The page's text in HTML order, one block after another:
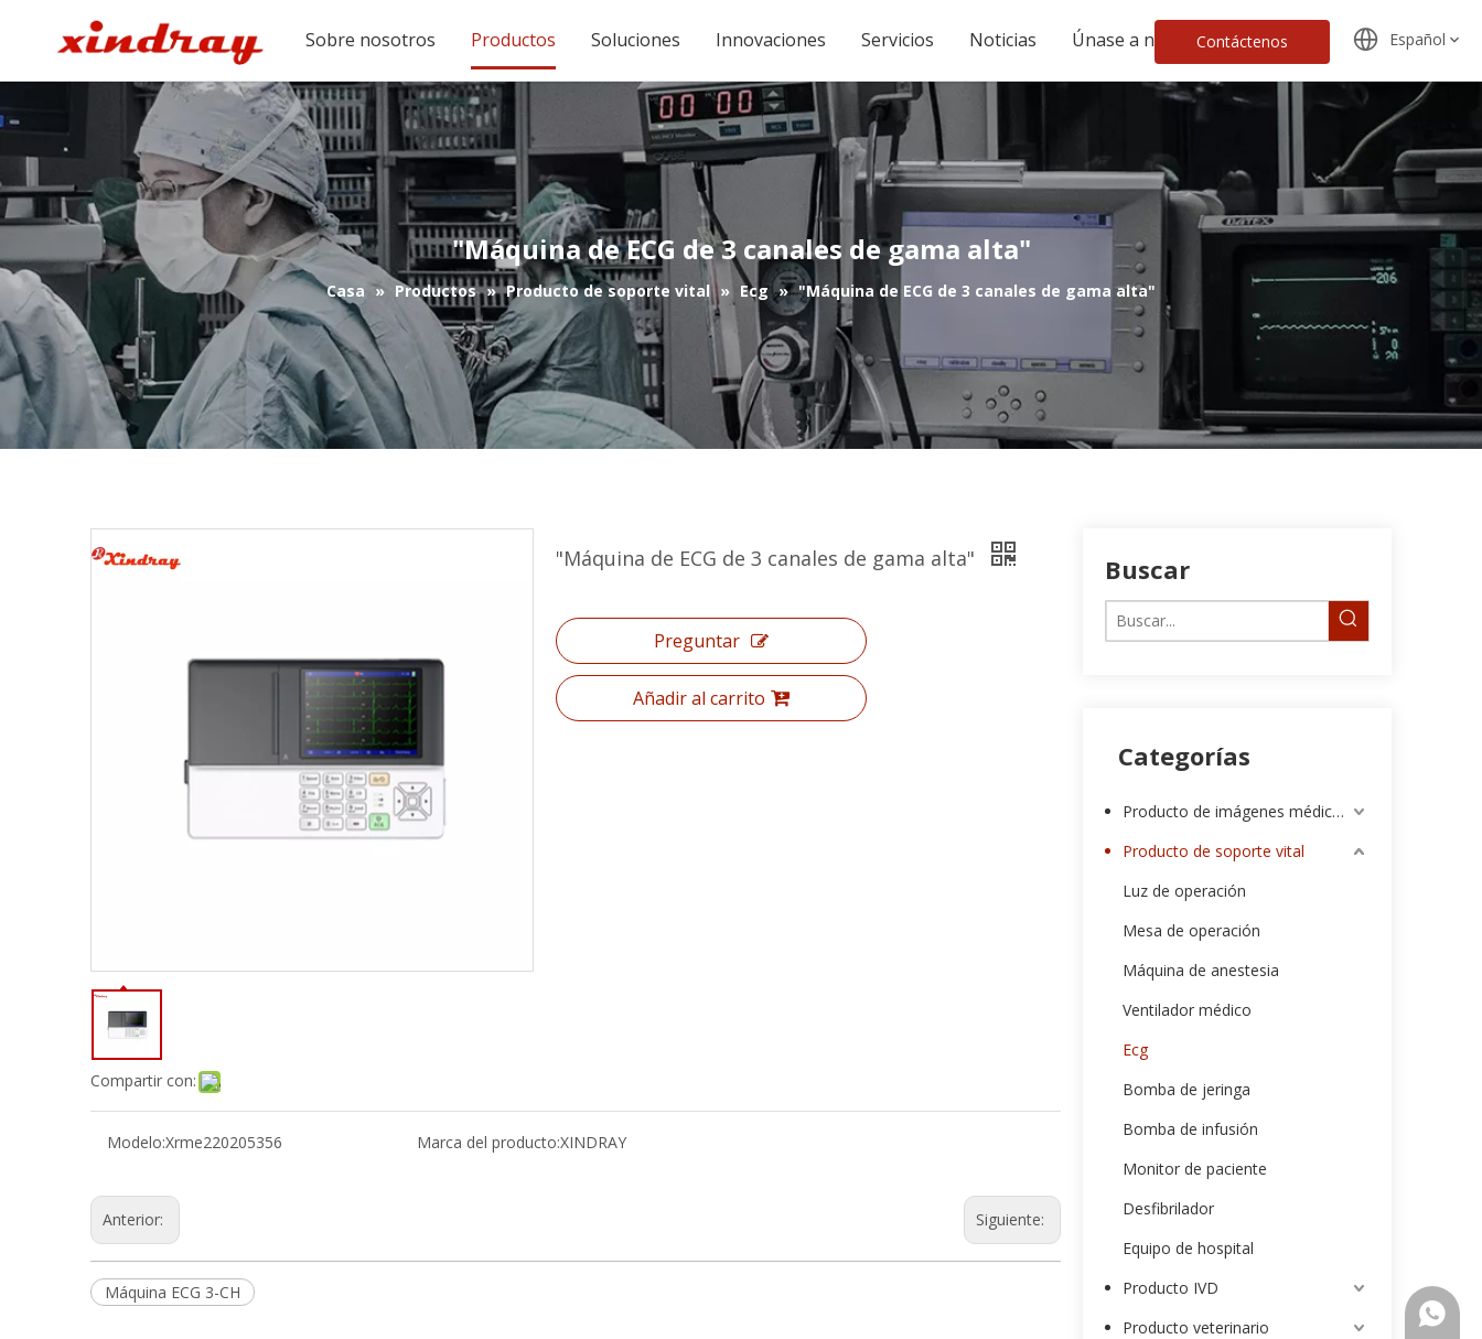
Sobre nosotros Productos Soluciones Innovaciones Servicios Noticias Únase a nosotrosContáctenos Español
"Máquina de ECG de 3 canales de gama alta"
Casa » Productos » Producto de soporte vital » Ecg » "Máquina de ECG de 3 canales de gama alta"
Compartir con:
"Máquina de ECG de 3 canales de gama alta"
Preguntar
Añadir al carrito
Modelo:Xrme220205356 Marca del producto:XINDRAY
Anterior: Siguiente:
Máquina ECG 3-CH
Buscar
Categorías
Producto de imágenes médicas
Producto de soporte vital
Luz de operación
Mesa de operación
Máquina de anestesia
Ventilador médico
Ecg
Bomba de jeringa
Bomba de infusión
Monitor de paciente
Desfibrilador
Equipo de hospital
Producto IVD
Producto veterinario
00852-